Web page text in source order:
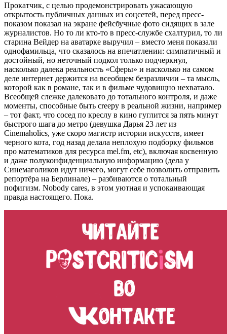
Прокатчик, с целью продемонстрировать ужасающую
открытость публичных данных из соцсетей, перед пресс-
показом показал на экране фейсбучные фото сидящих в зале
журналистов. Но то ли кто-то в пресс-службе схалтурил, то ли
старина Вейдер на аватарке выручил – вместо меня показали
однофамильца, что сказалось на впечатлении: симпатичный и
достойный, но неточный подкол только подчеркнул,
насколько далека реальность «Сферы» и насколько на самом
деле интернет держится на всеобщем безразличии – та мысль,
которой как в романе, так и в фильме чудовищно нехватало.
Всеобщей слежке далековато до тотального контроля, и даже
моменты, способные быть creepy в реальной жизни, например
– тот факт, что сосед по креслу в кино гуглится за пять минут
быстрого шага до метро (девушка Дарья 23 лет из
Cinemaholics, уже скоро магистр истории искусств, имеет
черного кота, год назад делала неплохую подборку фильмов
про математиков для ресурса mel.fm, etc), включая косвенную
и даже полуконфиденциальную информацию (дела у
Синемаголиков идут ничего, могут себе позволить отправить
репортёра на Берлинале) – разбиваются о тотальный
пофигизм. Nobody cares, в этом уютная и успокаивающая
правда настоящего. Пока.